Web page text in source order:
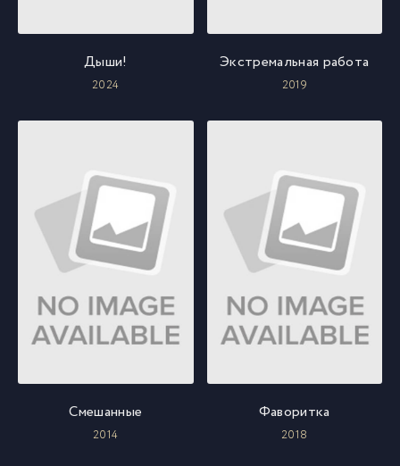
Дыши!
2024
Экстремальная работа
2019
Смешанные
2014
Фаворитка
2018